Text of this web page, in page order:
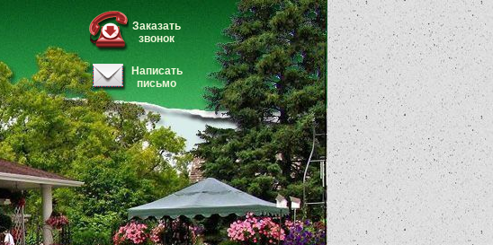
Заказать
звонок
Написать
письмо